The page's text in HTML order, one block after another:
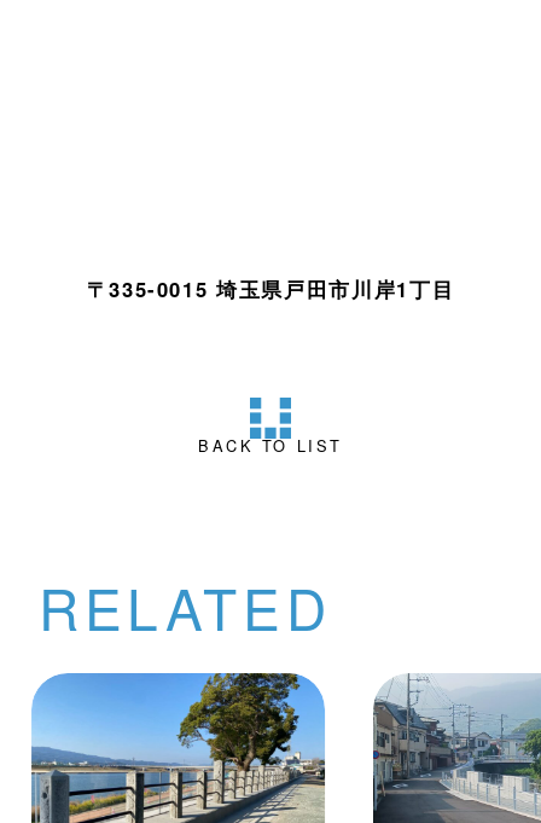
〒335-0015 埼玉県戸田市川岸1丁目
BACK TO LIST
RELATED